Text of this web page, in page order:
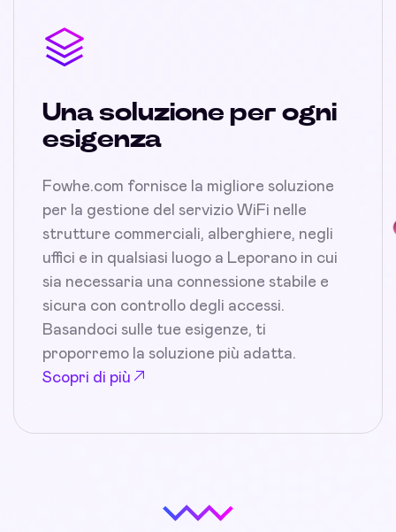
Una soluzione per ogni
esigenza
Fowhe.com fornisce la migliore soluzione
per la gestione del servizio WiFi nelle
strutture commerciali, alberghiere, negli
uffici e in qualsiasi luogo a Leporano in cui
sia necessaria una connessione stabile e
sicura con controllo degli accessi.
Basandoci sulle tue esigenze, ti
proporremo la soluzione più adatta.
Scopri di più